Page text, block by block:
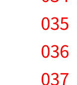
035
036